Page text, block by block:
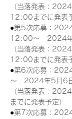
（当落発表：
12:00までに発表
●第5次応募：
12:00～　2024
（当落発表：
12:00までに発表
●第6次応募：
～　2024年5月6
（当落発表：
までに発表予定）
●第7次応募：